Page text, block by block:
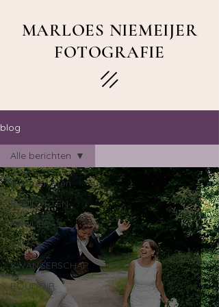
MARLOES NIEMEIJER
FOTOGRAFIE
blog
Alle berichten
BRUILOFTEN
FAMILIES
BABY'S
ZWANGERSCHAP
BOUDOIR
Alle berichten